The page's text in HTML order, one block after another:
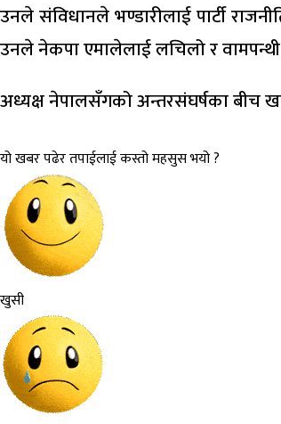
उनले संविधानले भण्डारीलाई पार्टी
उनले नेकपा एमालेलाई लचिलो र वामपन्थी
अध्यक्ष नेपालसँगको अन्तरसंघर्षका बीच
यो खबर पढेर तपाईलाई कस्तो महसुस भयो ?
खुसी